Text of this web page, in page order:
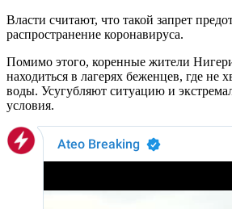
Власти считают, что такой запрет
распространение коронавируса.
Помимо этого, коренные жители
находиться в лагерях беженцев, где не
воды. Усугубляют ситуацию и
условия.